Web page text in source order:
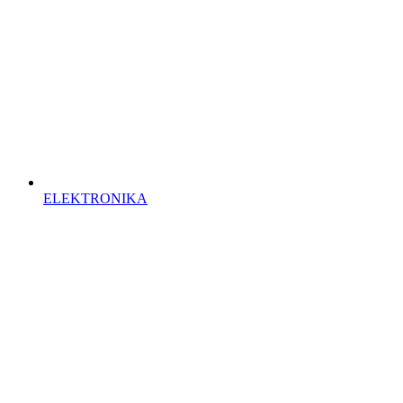
ELEKTRONIKA